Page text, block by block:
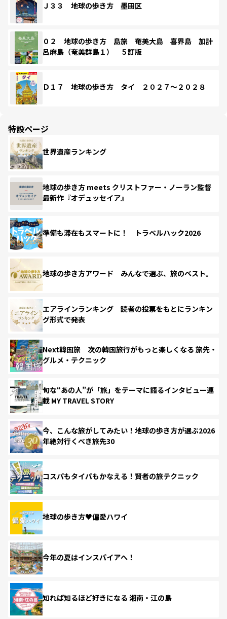
Ｊ３３ 地球の歩き方 墨田区
０２ 地球の歩き方 島旅 奄美大島 喜界島 加計
呂麻島（奄美群島１） ５訂版
Ｄ１７ 地球の歩き方 タイ ２０２７～２０２８
特設ページ
世界遺産ランキング
地球の歩き方 meets クリストファー・ノーラン監督
最新作『オデュッセイア』
準備も滞在もスマートに！ トラベルハック2026
地球の歩き方アワード みんなで選ぶ、旅のベスト。
エアラインランキング 読者の投票をもとにランキン
グ形式で発表
Next韓国旅 次の韓国旅行がもっと楽しくなる 旅先・
グルメ・テクニック
旬な“あの人”が「旅」をテーマに語るインタビュー連
載 MY TRAVEL STORY
今、こんな旅がしてみたい！地球の歩き方が選ぶ2026
年絶対行くべき旅先30
コスパもタイパもかなえる！賢者の旅テクニック
地球の歩き方♥偏愛ハワイ
今年の夏はインスパイアへ！
知れば知るほど好きになる 湘南・江の島